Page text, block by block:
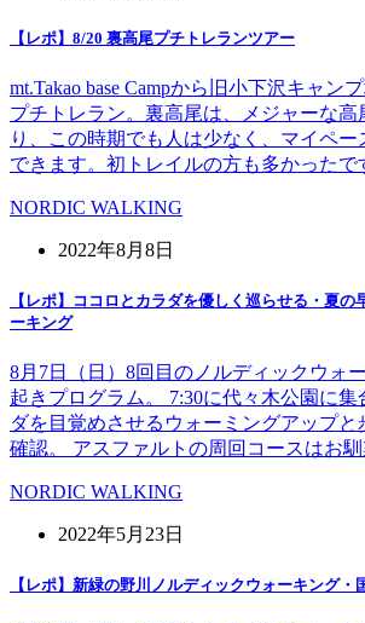
【レポ】8/20 裏高尾プチトレランツアー
mt.Takao base Campから旧小下沢キャン
プチトレラン。裏高尾は、メジャーな高
り、この時期でも人は少なく、マイペ
できます。初トレイルの方も多かった
NORDIC WALKING
2022年8月8日
【レポ】ココロとカラダを優しく巡らせる・夏の
ーキング
8月7日（日）8回目のノルディックウォ
起きプログラム。 7:30に代々木公園に
ダを目覚めさせるウォーミングアップと
確認。 アスファルトの周回コースはお
NORDIC WALKING
2022年5月23日
【レポ】新緑の野川ノルディックウォーキング・